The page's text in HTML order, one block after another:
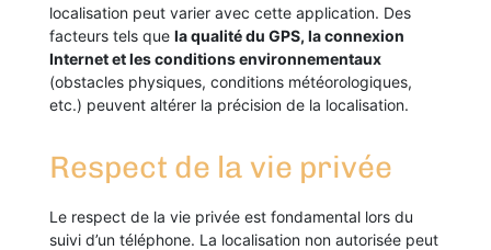
localisation peut varier avec cette application. Des
facteurs tels que la qualité du GPS, la connexion
Internet et les conditions environnementaux
(obstacles physiques, conditions météorologiques,
etc.) peuvent altérer la précision de la localisation.
Respect de la vie privée
Le respect de la vie privée est fondamental lors du
suivi d’un téléphone. La localisation non autorisée peut